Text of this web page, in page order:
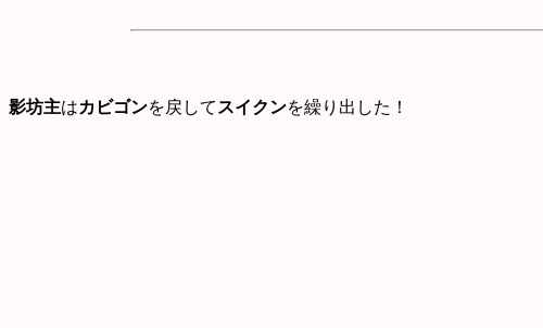
影坊主はカビゴンを戻して スイクンを繰り出した！